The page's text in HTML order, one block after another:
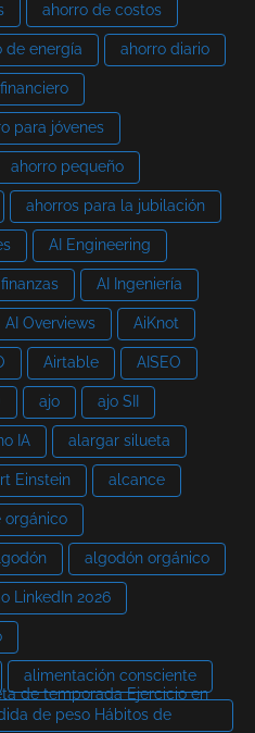
ahorro de costos
de energía ahorro diario
para jóvenes
ahorro pequeño
ahorros para la jubilación
AI Engineering
AI Ingeniería
AI Overviews AiKnot
Airtable AISEO
ajo ajo SII
IA alargar silueta
Einstein alcance
orgánico
algodón orgánico
LinkedIn 2026
alimentación consciente
de temporada Ejercicio en
de peso Hábitos de